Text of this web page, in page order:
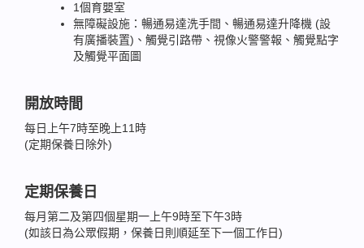
1個育嬰室
無障礙設施：暢通易達洗手間、暢通易達升降機 (設
有廣播裝置)、觸覺引路帶、視像火警警報、觸覺點字
及觸覺平面圖
開放時間
每日上午7時至晚上11時
(定期保養日除外)
定期保養日
每月第二及第四個星期一上午9時至下午3時
(如該日為公眾假期，保養日則順延至下一個工作日)